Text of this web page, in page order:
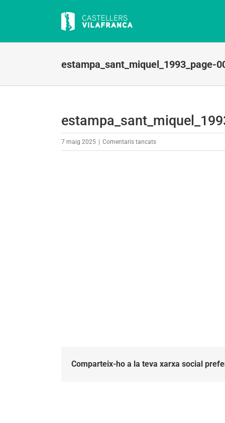
estampa_sant_miquel_1993_page-
7 maig 2025 Comentaris tancatsa
Comparteix-ho a la teva xarxa social